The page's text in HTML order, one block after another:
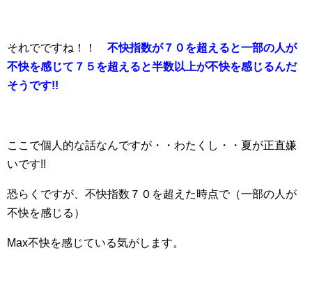
それでですね！！ 不快指数が７０を超えると一部の人が
不快を感じて７５を超えると半数以上が不快を感じるんだ
そうです!!
ここで個人的な話なんですが・・わたくし・・夏が正直嫌
いです!!
恐らくですが、不快指数７０を超えた時点で（一部の人が
不快を感じる）
Max不快を感じている気がします。